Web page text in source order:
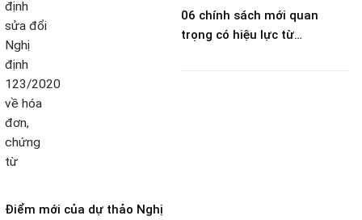
Điểm mới của dự thảo Nghị
06 chính sách mới quan
trọng có hiệu lực từ